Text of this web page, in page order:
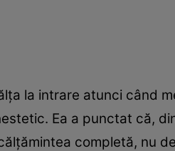
la intrare atunci când
Ea a punctat că,
completă, nu